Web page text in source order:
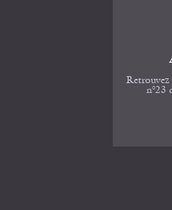
Retrouvez
n°23